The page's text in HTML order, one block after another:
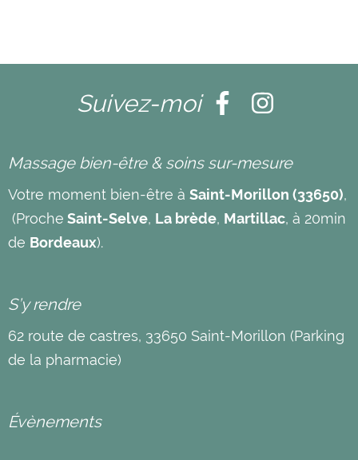
Suivez-moi
Massage bien-être & soins sur-mesure
Votre moment bien-être à Saint-Morillon (33650),
(Proche Saint-Selve, La brède, Martillac, à 20min
de Bordeaux).
S’y rendre
62 route de castres, 33650 Saint-Morillon (Parking
de la pharmacie)
Évènements